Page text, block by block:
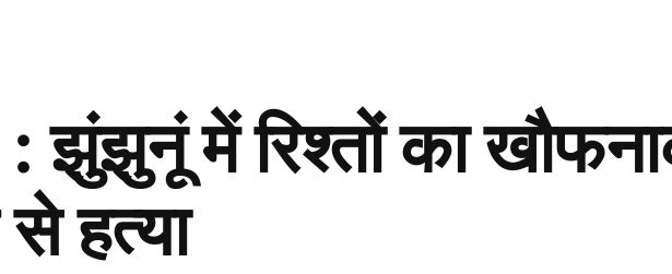
में रिश्तों का
हत्या